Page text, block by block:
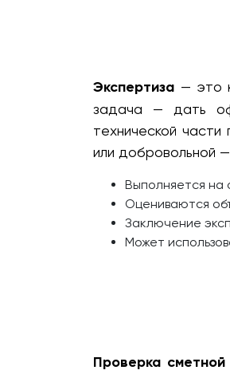
Экспертиза — это
задача — дать
технической
или добровольной
Выполняется на
Оцениваются
Заключение
Может
Проверка